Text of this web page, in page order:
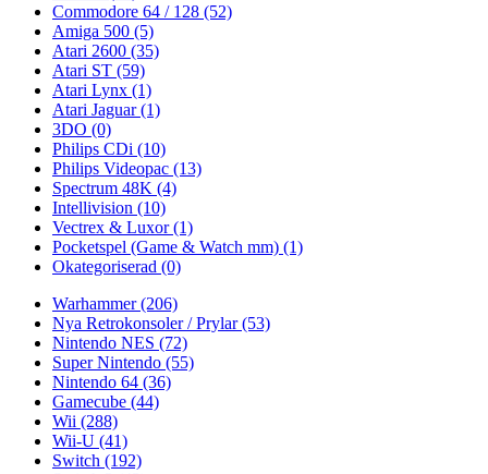
Commodore 64 / 128 (52)
Amiga 500 (5)
Atari 2600 (35)
Atari ST (59)
Atari Lynx (1)
Atari Jaguar(1)
3DO (0)
Philips CDi (10)
Philips Videopac (13)
Spectrum 48K (4)
Intellivision (10)
Vectrex & Luxor(1)
Pocketspel (Game & Watch mm) (1)
Okategoriserad (0)
Warhammer(206)
Nya Retrokonsoler / Prylar(53)
Nintendo NES (72)
Super Nintendo (55)
Nintendo 64 (36)
Gamecube (44)
Wii (288)
Wii-U (41)
Switch (192)